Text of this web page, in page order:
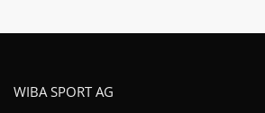
WIBA SPORT AG